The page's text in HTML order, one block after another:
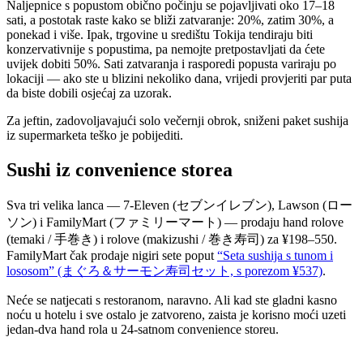
Naljepnice s popustom obično počinju se pojavljivati oko 17–18
sati, a postotak raste kako se bliži zatvaranje: 20%, zatim 30%, a
ponekad i više. Ipak, trgovine u središtu Tokija tendiraju biti
konzervativnije s popustima, pa nemojte pretpostavljati da ćete
uvijek dobiti 50%. Sati zatvaranja i rasporedi popusta variraju po
lokaciji — ako ste u blizini nekoliko dana, vrijedi provjeriti par puta
da biste dobili osjećaj za uzorak.
Za jeftin, zadovoljavajući solo večernji obrok, sniženi paket sushija
iz supermarketa teško je pobijediti.
Sushi iz convenience storea
Sva tri velika lanca — 7-Eleven (セブンイレブン), Lawson (ロー
ソン) i FamilyMart (ファミリーマート) — prodaju hand rolove
(temaki / 手巻き) i rolove (makizushi / 巻き寿司) za ¥198–550.
FamilyMart čak prodaje nigiri sete poput “Seta sushija s tunom i
lososom” (まぐろ＆サーモン寿司セット, s porezom ¥537).
Neće se natjecati s restoranom, naravno. Ali kad ste gladni kasno
noću u hotelu i sve ostalo je zatvoreno, zaista je korisno moći uzeti
jedan-dva hand rola u 24-satnom convenience storeu.